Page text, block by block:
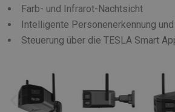
Farb- und Infrarot-Nachtsicht
Intelligente Personenerkennung
Steuerung über die TESLA Smart